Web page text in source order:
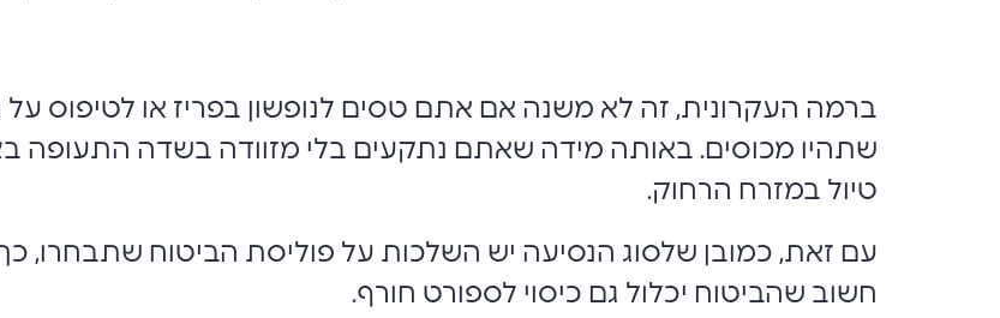
ברמה העקרונית, זה לא משנה אם אתם טסים לנופשון בפריז או לטיפוס
שתהיו מכוסים. באותה מידה שאתם נתקעים בלי מזוודה בשדה התעופה
טיול במזרח הרחוק.
עם זאת, כמובן שלסוג הנסיעה יש השלכות על פוליסת הביטוח
חשוב שהביטוח יכלול גם כיסוי לספורט חורף.